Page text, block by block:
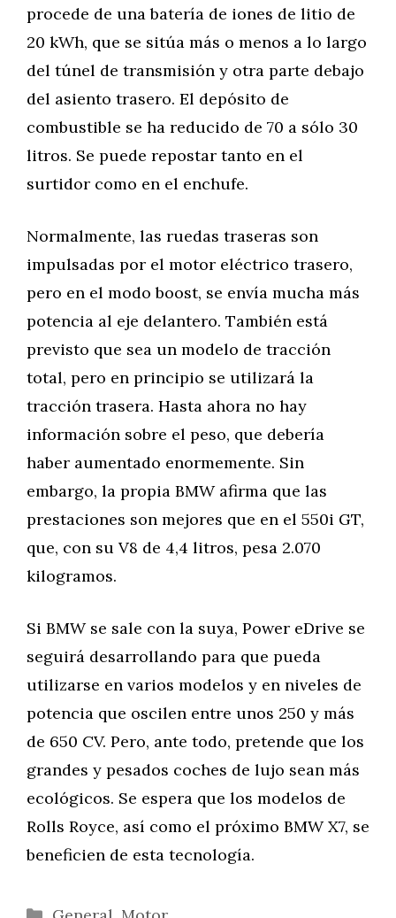
procede de una batería de iones de litio de
20 kWh, que se sitúa más o menos a lo largo
del túnel de transmisión y otra parte debajo
del asiento trasero. El depósito de
combustible se ha reducido de 70 a sólo 30
litros. Se puede repostar tanto en el
surtidor como en el enchufe.
Normalmente, las ruedas traseras son
impulsadas por el motor eléctrico trasero,
pero en el modo boost, se envía mucha más
potencia al eje delantero. También está
previsto que sea un modelo de tracción
total, pero en principio se utilizará la
tracción trasera. Hasta ahora no hay
información sobre el peso, que debería
haber aumentado enormemente. Sin
embargo, la propia BMW afirma que las
prestaciones son mejores que en el 550i GT,
que, con su V8 de 4,4 litros, pesa 2.070
kilogramos.
Si BMW se sale con la suya, Power eDrive se
seguirá desarrollando para que pueda
utilizarse en varios modelos y en niveles de
potencia que oscilen entre unos 250 y más
de 650 CV. Pero, ante todo, pretende que los
grandes y pesados coches de lujo sean más
ecológicos. Se espera que los modelos de
Rolls Royce, así como el próximo BMW X7, se
beneficien de esta tecnología.
Categorías